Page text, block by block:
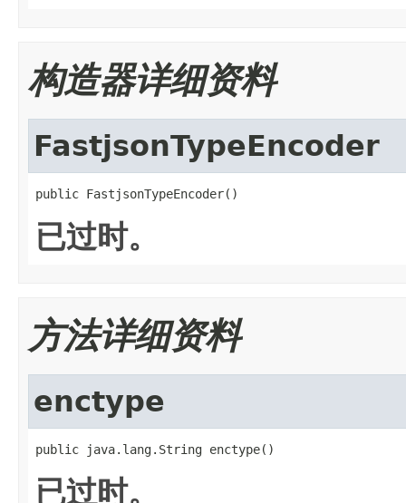
构造器详细资料
FastjsonTypeEncoder
public FastjsonTypeEncoder()
已过时。
方法详细资料
enctype
public java.lang.String enctype()
已过时。